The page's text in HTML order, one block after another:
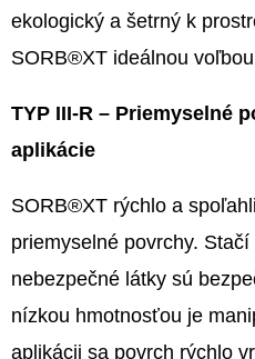
ekologický a šetrný k
SORB®XT ideálnou
TYP III-R – Priemyselné
aplikácie
SORB®XT rýchlo a
priemyselné povrchy.
nebezpečné látky sú
nízkou hmotnosťou je
aplikácii sa povrch rýchlo